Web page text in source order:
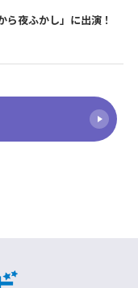
夜ふかし」に出演！